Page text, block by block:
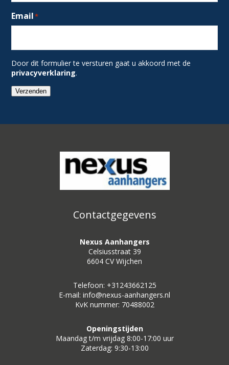
Email*
Door dit formulier te versturen gaat u akkoord met de
privacyverklaring.
Verzenden
Contactgegevens
Nexus Aanhangers
Celsiusstraat 39
6604 CV Wijchen
Telefoon: +31243662125
E-mail: info@nexus-aanhangers.nl
KvK nummer: 70488002
Openingstijden
Maandag t/m vrijdag 8:00-17:00 uur
Zaterdag: 9:30-13:00